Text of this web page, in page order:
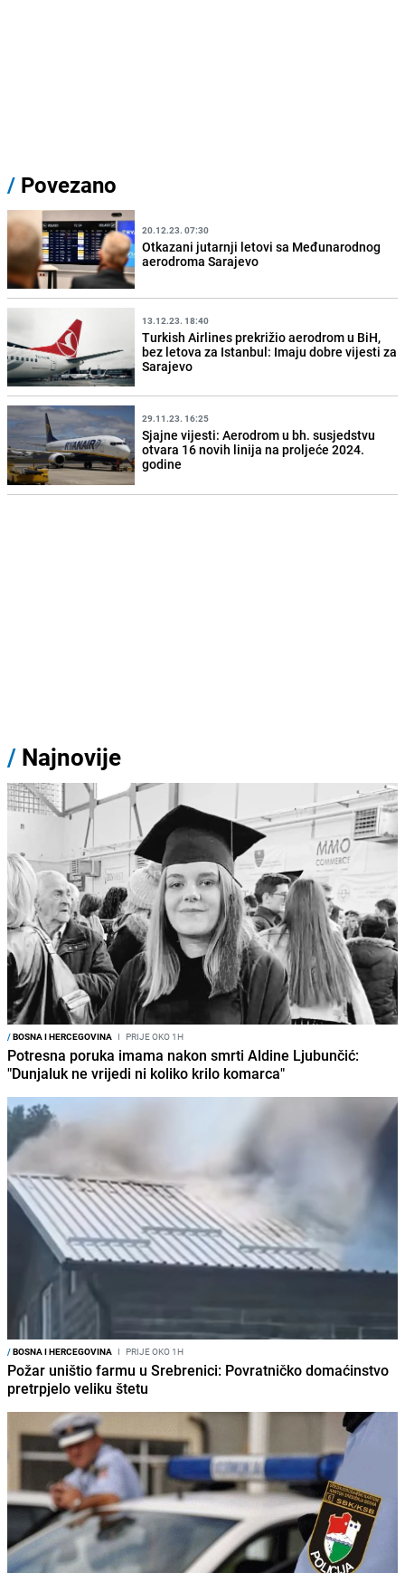
/ Povezano
20.12.23. 07:30
Otkazani jutarnji letovi sa Međunarodnog
aerodroma Sarajevo
13.12.23. 18:40
Turkish Airlines prekrižio aerodrom u BiH,
bez letova za Istanbul: Imaju dobre vijesti za
Sarajevo
29.11.23. 16:25
Sjajne vijesti: Aerodrom u bh. susjedstvu
otvara 16 novih linija na proljeće 2024.
godine
/ Najnovije
/BOSNA I HERCEGOVINA I PRIJE OKO 1H
Potresna poruka imama nakon smrti Aldine Ljubunčić:
"Dunjaluk ne vrijedi ni koliko krilo komarca"
/BOSNA I HERCEGOVINA I PRIJE OKO 1H
Požar uništio farmu u Srebrenici: Povratničko domaćinstvo
pretrpjelo veliku štetu